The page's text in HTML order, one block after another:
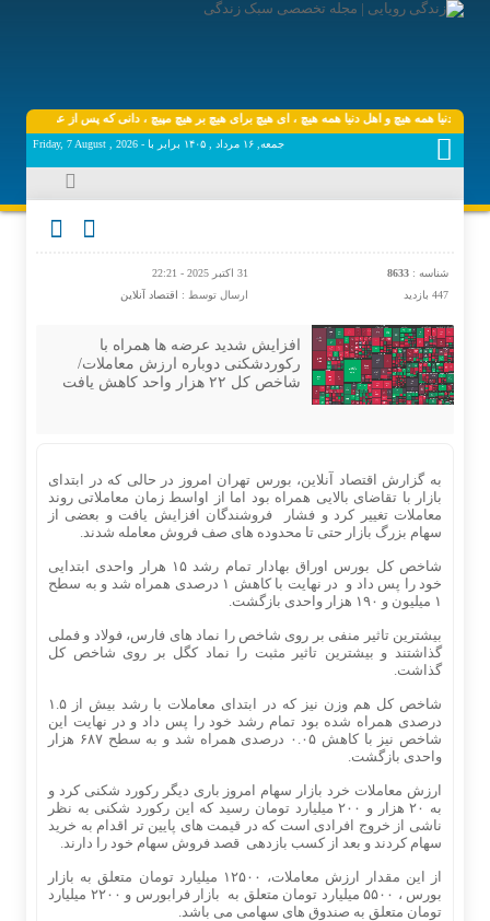
دنیا همه هیچ و اهل دنیا همه هیچ ، ‌ای هیچ برای هیچ بر هیچ مپیچ ، دانی که پس از عمر چه
جمعه, ۱۶ مرداد , ۱۴۰۵ برابر با - Friday, 7 August , 2026
شناسه : 8633
31 اکتبر 2025 - 22:21
447 بازدید
ارسال توسط : اقتصاد آنلاین
افزایش شدید عرضه ها همراه با
رکوردشکنی دوباره ارزش معاملات/
شاخص کل ۲۲ هزار واحد کاهش یافت
به گزارش اقتصاد آنلاین، بورس تهران امروز در حالی که در ابتدای
بازار با تقاضای بالایی همراه بود اما از اواسط زمان معاملاتی روند
معاملات تغییر کرد و فشار فروشندگان افزایش یافت و بعضی از
سهام بزرگ بازار حتی تا محدوده های صف فروش معامله شدند.
شاخص کل بورس اوراق بهادار تمام رشد ۱۵ هرار واحدی ابتدایی
خود را پس داد و در نهایت با کاهش ۱ درصدی همراه شد و به سطح
۱ میلیون و ۱۹۰ هزار واحدی بازگشت.
بیشترین تاثیر منفی بر روی شاخص را نماد های فارس، فولاد و فملی
گذاشتند و بیشترین تاثیر مثبت را نماد کگل بر روی شاخص کل
گذاشت.
شاخص کل هم‌ وزن نیز که در ابتدای معاملات با رشد بیش از ۱.۵
درصدی همراه شده بود تمام رشد خود را پس داد و در نهایت این
شاخص نیز با کاهش ۰.۰۵ درصدی همراه شد و به سطح ۶۸۷ هزار
واحدی بازگشت.
ارزش معاملات خرد بازار سهام امروز باری دیگر رکورد شکنی کرد و
به ۲۰ هزار و ۲۰۰ میلیارد تومان رسید که این رکورد شکنی به نظر
ناشی از خروج افرادی است که در قیمت های پایین تر اقدام به خرید
سهام کردند و بعد از کسب بازدهی قصد فروش سهام خود را دارند.
از این مقدار ارزش معاملات، ۱۲۵۰۰ میلیارد تومان متعلق به بازار
بورس ، ۵۵۰۰ میلیارد تومان متعلق به بازار فرابورس و ۲۲۰۰ میلیارد
تومان متعلق به صندوق های سهامی می باشد.